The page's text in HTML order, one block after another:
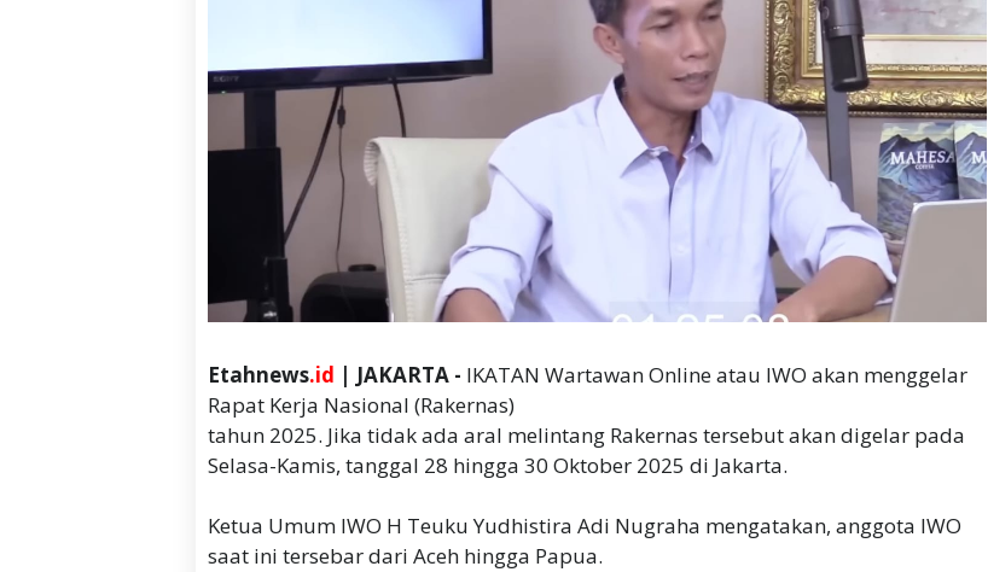
Etahnews.id | JAKARTA - IKATAN Wartawan Online atau IWO akan menggelar
Rapat Kerja Nasional (Rakernas)
tahun 2025. Jika tidak ada aral melintang Rakernas tersebut akan digelar pada
Selasa-Kamis, tanggal 28 hingga 30 Oktober 2025 di Jakarta.
Ketua Umum IWO H Teuku Yudhistira Adi Nugraha mengatakan, anggota IWO
saat ini tersebar dari Aceh hingga Papua.